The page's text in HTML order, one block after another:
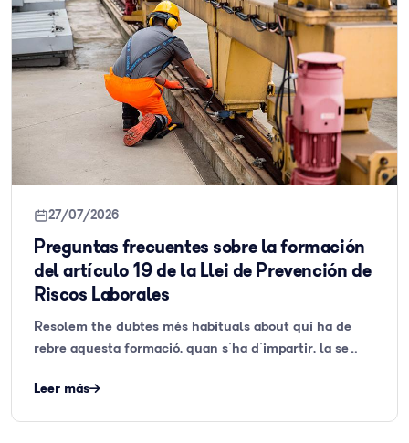
27/07/2026
Preguntas frecuentes sobre la formación
del artículo 19 de la Llei de Prevención de
Riscos Laborales
Resolem the dubtes més habituals about qui ha de
rebre aquesta formació, quan s'ha d'impartir, la se…
Leer más